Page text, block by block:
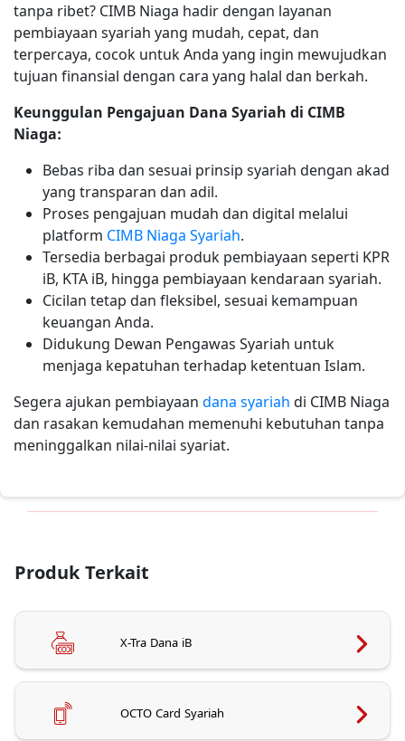
tanpa ribet? CIMB Niaga hadir dengan layanan
pembiayaan syariah yang mudah, cepat, dan
terpercaya, cocok untuk Anda yang ingin mewujudkan
tujuan finansial dengan cara yang halal dan berkah.
Keunggulan Pengajuan Dana Syariah di CIMB
Niaga:
Bebas riba dan sesuai prinsip syariah dengan akad
yang transparan dan adil.
Proses pengajuan mudah dan digital melalui
platform CIMB Niaga Syariah.
Tersedia berbagai produk pembiayaan seperti KPR
iB, KTA iB, hingga pembiayaan kendaraan syariah.
Cicilan tetap dan fleksibel, sesuai kemampuan
keuangan Anda.
Didukung Dewan Pengawas Syariah untuk
menjaga kepatuhan terhadap ketentuan Islam.
Segera ajukan pembiayaan dana syariah di CIMB Niaga
dan rasakan kemudahan memenuhi kebutuhan tanpa
meninggalkan nilai-nilai syariat.
Produk Terkait
X-Tra Dana iB
OCTO Card Syariah